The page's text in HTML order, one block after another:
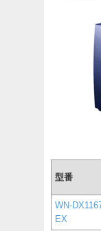
型番
WN-
EX